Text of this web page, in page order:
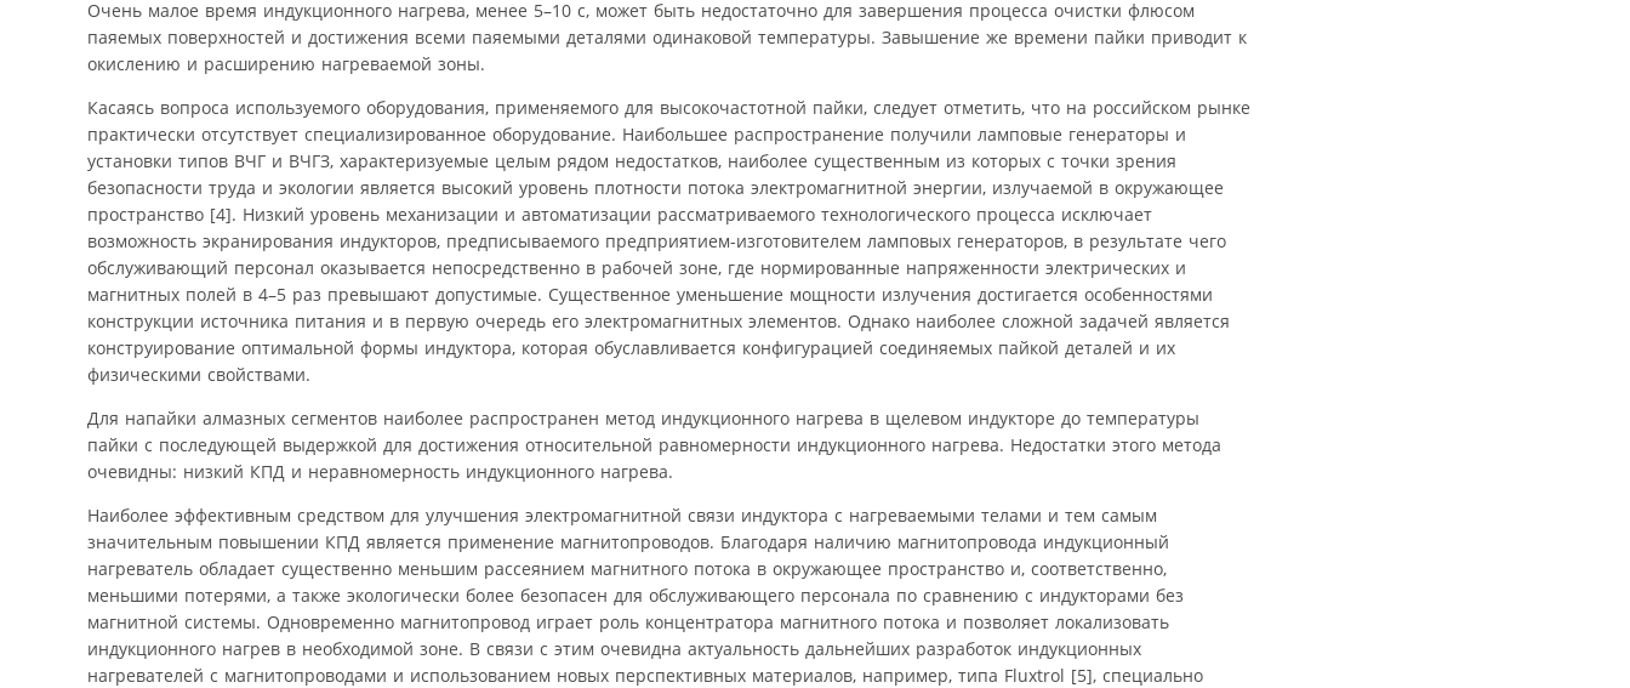
Очень малое время индукционного нагрева, менее 5–10 с, может быть недостаточно для завершения процесса очистки флюсом
паяемых поверхностей и достижения всеми паяемыми деталями одинаковой температуры. Завышение же времени пайки приводит к
окислению и расширению нагреваемой зоны.
Касаясь вопроса используемого оборудования, применяемого для высокочастотной пайки, следует отметить, что на российском рынке
практически отсутствует специализированное оборудование. Наибольшее распространение получили ламповые генераторы и
установки типов ВЧГ и ВЧГЗ, характеризуемые целым рядом недостатков, наиболее существенным из которых с точки зрения
безопасности труда и экологии является высокий уровень плотности потока электромагнитной энергии, излучаемой в окружающее
пространство [4]. Низкий уровень механизации и автоматизации рассматриваемого технологического процесса исключает
возможность экранирования индукторов, предписываемого предприятием-изготовителем ламповых генераторов, в результате чего
обслуживающий персонал оказывается непосредственно в рабочей зоне, где нормированные напряженности электрических и
магнитных полей в 4–5 раз превышают допустимые. Существенное уменьшение мощности излучения достигается особенностями
конструкции источника питания и в первую очередь его электромагнитных элементов. Однако наиболее сложной задачей является
конструирование оптимальной формы индуктора, которая обуславливается конфигурацией соединяемых пайкой деталей и их
физическими свойствами.
Для напайки алмазных сегментов наиболее распространен метод индукционного нагрева в щелевом индукторе до температуры
пайки с последующей выдержкой для достижения относительной равномерности индукционного нагрева. Недостатки этого метода
очевидны: низкий КПД и неравномерность индукционного нагрева.
Наиболее эффективным средством для улучшения электромагнитной связи индуктора с нагреваемыми телами и тем самым
значительным повышении КПД является применение магнитопроводов. Благодаря наличию магнитопровода индукционный
нагреватель обладает существенно меньшим рассеянием магнитного потока в окружающее пространство и, соответственно,
меньшими потерями, а также экологически более безопасен для обслуживающего персонала по сравнению с индукторами без
магнитной системы. Одновременно магнитопровод играет роль концентратора магнитного потока и позволяет локализовать
индукционного нагрев в необходимой зоне. В связи с этим очевидна актуальность дальнейших разработок индукционных
нагревателей с магнитопроводами и использованием новых перспективных материалов, например, типа Fluxtrol [5], специально